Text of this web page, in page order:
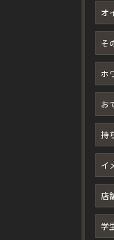
オ
そ
ホ
お
持
イ
店
学